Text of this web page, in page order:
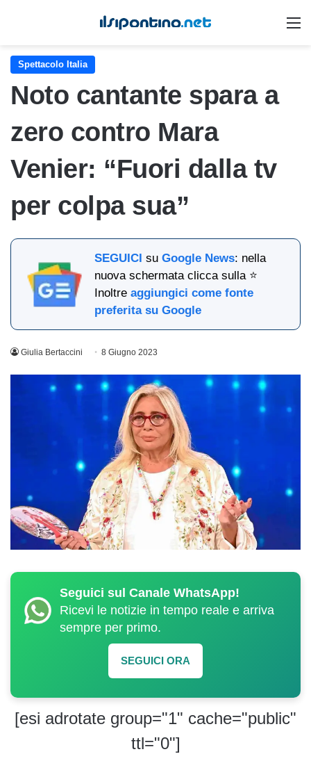
Spettacolo Italia
Noto cantante spara a
zero contro Mara
Venier: “Fuori dalla tv
per colpa sua”
SEGUICI suGoogle News: nella
nuova schermata clicca sulla ⭐
Inoltreaggiungici come fonte
preferita su Google
Giulia Bertaccini 8 Giugno 2023
Seguici sul Canale WhatsApp!
Ricevi le notizie in tempo reale e arriva
sempre per primo.
SEGUICI ORA
[esi adrotate group="1" cache="public"
ttl="0"]